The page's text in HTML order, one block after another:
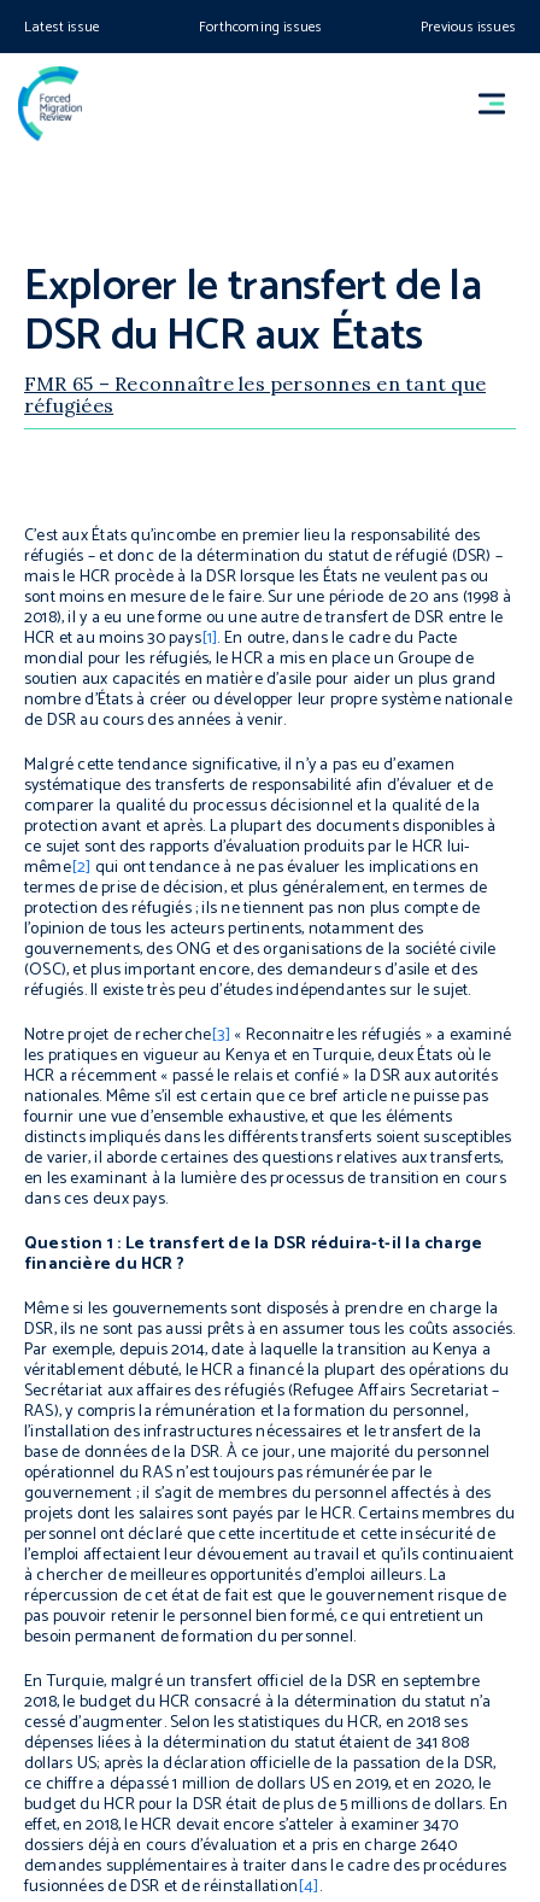
Latest issue Forthcoming issues Previous issues
Explorer le transfert de la
DSR du HCR aux États
FMR 65 – Reconnaître les personnes en tant que
réfugiées
C’est aux États qu’incombe en premier lieu la responsabilité des
réfugiés – et donc de la détermination du statut de réfugié (DSR) –
mais le HCR procède à la DSR lorsque les États ne veulent pas ou
sont moins en mesure de le faire. Sur une période de 20 ans (1998 à
2018), il y a eu une forme ou une autre de transfert de DSR entre le
HCR et au moins 30 pays[1]. En outre, dans le cadre du Pacte
mondial pour les réfugiés, le HCR a mis en place un Groupe de
soutien aux capacités en matière d’asile pour aider un plus grand
nombre d’États à créer ou développer leur propre système nationale
de DSR au cours des années à venir.
Malgré cette tendance significative, il n’y a pas eu d’examen
systématique des transferts de responsabilité afin d’évaluer et de
comparer la qualité du processus décisionnel et la qualité de la
protection avant et après. La plupart des documents disponibles à
ce sujet sont des rapports d’évaluation produits par le HCR lui-
même[2] qui ont tendance à ne pas évaluer les implications en
termes de prise de décision, et plus généralement, en termes de
protection des réfugiés ; ils ne tiennent pas non plus compte de
l’opinion de tous les acteurs pertinents, notamment des
gouvernements, des ONG et des organisations de la société civile
(OSC), et plus important encore, des demandeurs d’asile et des
réfugiés. Il existe très peu d’études indépendantes sur le sujet.
Notre projet de recherche[3] « Reconnaitre les réfugiés » a examiné
les pratiques en vigueur au Kenya et en Turquie, deux États où le
HCR a récemment « passé le relais et confié » la DSR aux autorités
nationales. Même s’il est certain que ce bref article ne puisse pas
fournir une vue d’ensemble exhaustive, et que les éléments
distincts impliqués dans les différents transferts soient susceptibles
de varier, il aborde certaines des questions relatives aux transferts,
en les examinant à la lumière des processus de transition en cours
dans ces deux pays.
Question 1 : Le transfert de la DSR réduira-t-il la charge
financière du HCR ?
Même si les gouvernements sont disposés à prendre en charge la
DSR, ils ne sont pas aussi prêts à en assumer tous les coûts associés.
Par exemple, depuis 2014, date à laquelle la transition au Kenya a
véritablement débuté, le HCR a financé la plupart des opérations du
Secrétariat aux affaires des réfugiés (Refugee Affairs Secretariat –
RAS), y compris la rémunération et la formation du personnel,
l’installation des infrastructures nécessaires et le transfert de la
base de données de la DSR. À ce jour, une majorité du personnel
opérationnel du RAS n’est toujours pas rémunérée par le
gouvernement ; il s’agit de membres du personnel affectés à des
projets dont les salaires sont payés par le HCR. Certains membres du
personnel ont déclaré que cette incertitude et cette insécurité de
l’emploi affectaient leur dévouement au travail et qu’ils continuaient
à chercher de meilleures opportunités d’emploi ailleurs. La
répercussion de cet état de fait est que le gouvernement risque de
pas pouvoir retenir le personnel bien formé, ce qui entretient un
besoin permanent de formation du personnel.
En Turquie, malgré un transfert officiel de la DSR en septembre
2018, le budget du HCR consacré à la détermination du statut n’a
cessé d’augmenter. Selon les statistiques du HCR, en 2018 ses
dépenses liées à la détermination du statut étaient de 341 808
dollars US; après la déclaration officielle de la passation de la DSR,
ce chiffre a dépassé 1 million de dollars US en 2019, et en 2020, le
budget du HCR pour la DSR était de plus de 5 millions de dollars. En
effet, en 2018, le HCR devait encore s’atteler à examiner 3470
dossiers déjà en cours d’évaluation et a pris en charge 2640
demandes supplémentaires à traiter dans le cadre des procédures
fusionnées de DSR et de réinstallation[4].